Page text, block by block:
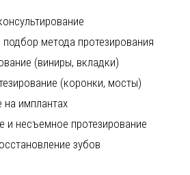
метода протезирования
(виниры, вкладки)
(коронки, мосты)
на имплантах
и несъемное протезирование
зубов